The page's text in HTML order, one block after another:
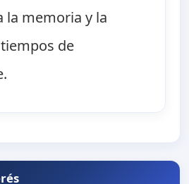
la memoria y la
de